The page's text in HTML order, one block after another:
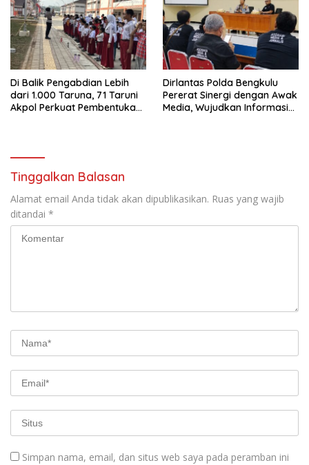
Di Balik Pengabdian Lebih
dari 1.000 Taruna, 71 Taruni
Akpol Perkuat Pembentukan
Dirlantas Polda Bengkulu
Pererat Sinergi dengan Awak
Media, Wujudkan Informasi
Tinggalkan Balasan
Alamat email Anda tidak akan dipublikasikan. Ruas yang wajib
ditandai *
Simpan nama, email, dan situs web saya pada peramban ini